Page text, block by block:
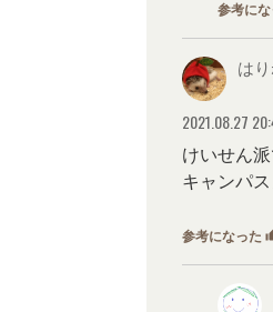
参考にな
は
2021.08.27
けいせん派
キャンパ
参考になった